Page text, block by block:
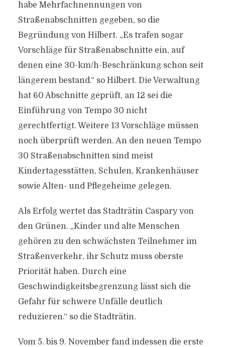
habe Mehrfachnennungen von
Straßenabschnitten gegeben, so die
Begründung von Hilbert. „Es trafen sogar
Vorschläge für Straßenabschnitte ein, auf
denen eine 30-km/h-Beschränkung schon seit
längerem bestand.“ so Hilbert. Die Verwaltung
hat 60 Abschnitte geprüft, an 12 sei die
Einführung von Tempo 30 nicht
gerechtfertigt. Weitere 13 Vorschläge müssen
noch überprüft werden. An den neuen Tempo
30 Straßenabschnitten sind meist
Kindertagesstätten, Schulen, Krankenhäuser
sowie Alten- und Pflegeheime gelegen.
Als Erfolg wertet das Stadträtin Caspary von
den Grünen. „Kinder und alte Menschen
gehören zu den schwächsten Teilnehmer im
Straßenverkehr, ihr Schutz muss oberste
Priorität haben. Durch eine
Geschwindigkeitsbegrenzung lässt sich die
Gefahr für schwere Unfälle deutlich
reduzieren.“ so die Stadträtin.
Vom 5. bis 9. November fand indessen die erste